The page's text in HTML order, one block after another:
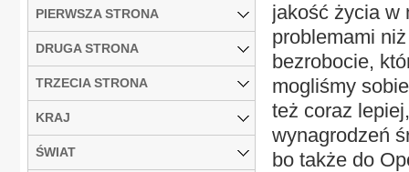
jakość życia w
problemami
bezrobocie,
mogliśmy
też coraz
wynagrodzeń
bo także do
PIERWSZA STRONA
DRUGA STRONA
TRZECIA STRONA
KRAJ
ŚWIAT